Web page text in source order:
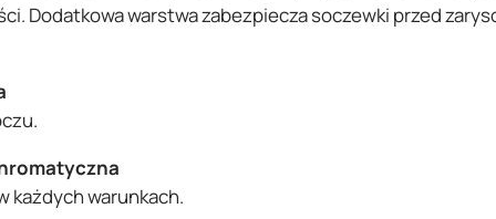
Dodatkowa warstwa zabezpiecza soczewki przed
każdych warunkach.